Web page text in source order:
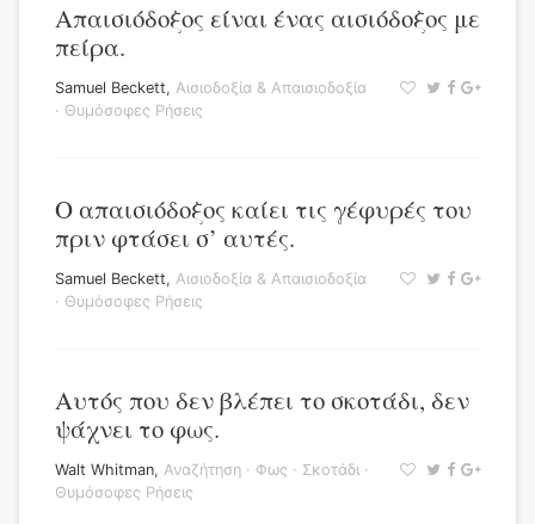
Απαισιόδοξος είναι ένας αισιόδοξος με
πείρα.
Samuel Beckett, Αισιοδοξία & Απαισιοδοξία
· Θυμόσοφες Ρήσεις
Ο απαισιόδοξος καίει τις γέφυρές του
πριν φτάσει σ’ αυτές.
Samuel Beckett, Αισιοδοξία & Απαισιοδοξία
· Θυμόσοφες Ρήσεις
Αυτός που δεν βλέπει το σκοτάδι, δεν
ψάχνει το φως.
Walt Whitman, Αναζήτηση · Φως · Σκοτάδι ·
Θυμόσοφες Ρήσεις